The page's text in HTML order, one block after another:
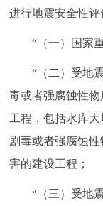
进行地震安全性评
“（一）国家重
“（二）受地震
毒或者强腐蚀性
工程，包括水库大
剧毒或者强腐蚀
害的建设工程；
“（三）受地震